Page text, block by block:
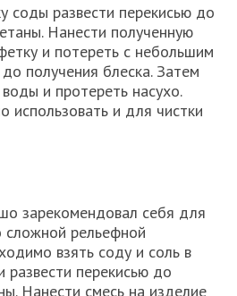
соды развести перекисью до
Нанести полученную
и потереть с небольшим
получения блеска. Затем
и протереть насухо.
и для чистки
зарекомендовал себя для
сложной рельефной
взять соду и соль в
развести перекисью до
Нанести смесь на изделие